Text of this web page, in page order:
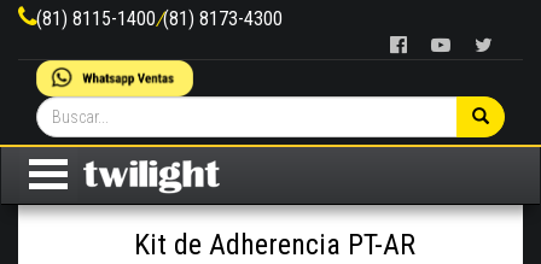
(81) 8115-1400/(81) 8173-4300
Kit de Adherencia PT-AR